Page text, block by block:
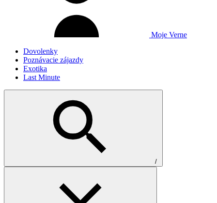
Moje Verne
Dovolenky
Poznávacie zájazdy
Exotika
Last Minute
/